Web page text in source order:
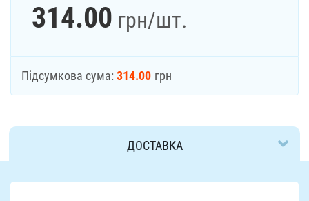
314.00 грн/шт.
Підсумкова сума: 314.00 грн
ДОСТАВКА